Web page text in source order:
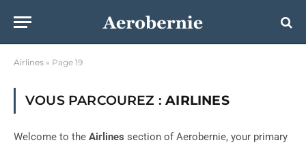
Airlines » Page 19
VOUS PARCOUREZ :AIRLINES
Welcome to the Airlines section of Aerobernie, your primary